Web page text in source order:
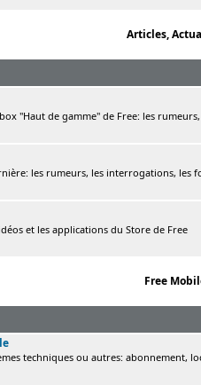
Articles,
"Haut de gamme" de Free: les
les rumeurs, les interrogations, les
et les applications du Store de Free
Free
techniques ou autres: abonnement,